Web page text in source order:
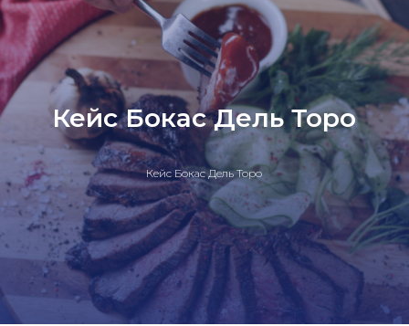
Кейс Бокас Дель Торо
Кейс Бокас Дель Торо